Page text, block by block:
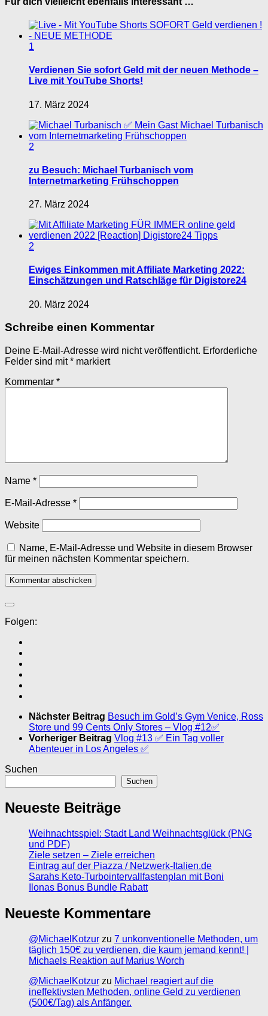
1
Verdienen Sie sofort Geld mit der neuen Methode –
Live mit YouTube Shorts!
17. März 2024
2
zu Besuch: Michael Turbanisch vom
Internetmarketing Frühschoppen
27. März 2024
2
Ewiges Einkommen mit Affiliate Marketing 2022:
Einschätzungen und Ratschläge für Digistore24
20. März 2024
Schreibe einen Kommentar
Deine E-Mail-Adresse wird nicht veröffentlicht. Erforderliche
Felder sind mit* markiert
Kommentar *
Name *
E-Mail-Adresse *
Website
Name, E-Mail-Adresse und Website in diesem Browser
für meinen nächsten Kommentar speichern.
Folgen:
Nächster Beitrag Besuch im Gold’s Gym Venice, Ross
Store und 99 Cents Only Stores – Vlog #12✅
Vorheriger Beitrag Vlog #13 ✅ Ein Tag voller
Abenteuer in Los Angeles ✅
Suchen
Suchen
Neueste Beiträge
Weihnachtsspiel: Stadt Land Weihnachtsglück (PNG
und PDF)
Ziele setzen – Ziele erreichen
Eintrag auf der Piazza / Netzwerk-Italien.de
Sarahs Keto-Turbointervallfastenplan mit Boni
Ilonas Bonus Bundle Rabatt
Neueste Kommentare
@MichaelKotzur zu 7 unkonventionelle Methoden, um
täglich 150€ zu verdienen, die kaum jemand kennt! |
Michaels Reaktion auf Marius Worch
@MichaelKotzur zu Michael reagiert auf die
ineffektivsten Methoden, online Geld zu verdienen
(500€/Tag) als Anfänger.